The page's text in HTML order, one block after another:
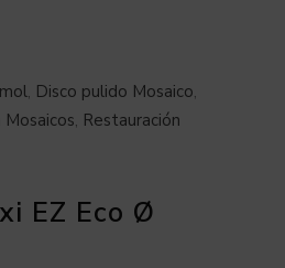
, Disco pulido Mosaico,
, Restauración
EZ Eco Ø